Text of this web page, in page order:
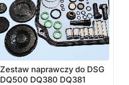
Zestaw naprawczy do DSG
DQ500 DQ380 DQ381